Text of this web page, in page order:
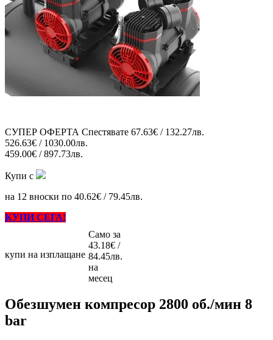
СУПЕР ОФЕРТА Спестявате 67.63€ / 132.27лв.
526.63€ / 1030.00лв.
459.00€ / 897.73лв.
Купи с
на 12 вноски по 40.62€ / 79.45лв.
КУПИ СЕГА!
купи на изплащане
Само за
43.18€ /
84.45лв.
на
месец
Обезшумен компресор 2800 об./мин 8
bar